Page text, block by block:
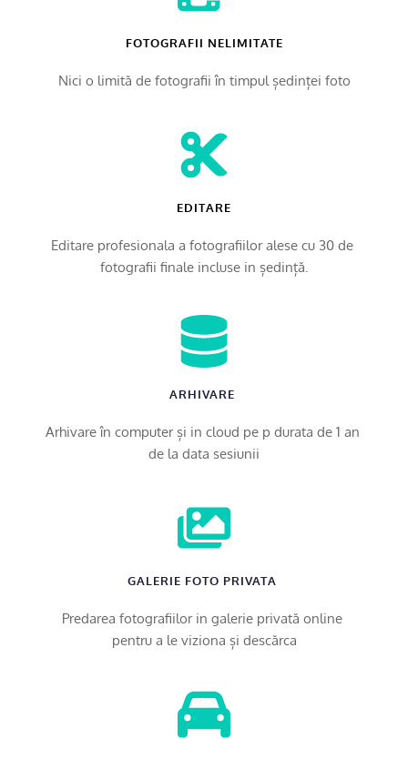
FOTOGRAFII NELIMITATE
Nici o limită de fotografii în timpul ședinței foto
EDITARE
Editare profesionala a fotografiilor alese cu 30 de
fotografii finale incluse in ședință.
ARHIVARE
Arhivare în computer și in cloud pe p durata de 1 an
de la data sesiunii
GALERIE FOTO PRIVATA
Predarea fotografiilor in galerie privată online
pentru a le viziona și descărca